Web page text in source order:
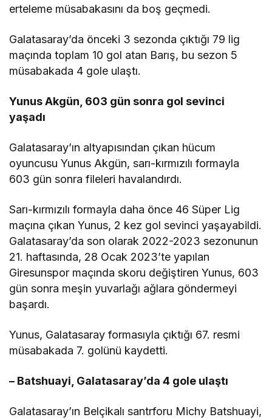
erteleme müsabakasını da boş geçmedi.
Galatasaray’da önceki 3 sezonda çıktığı 79 lig
maçında toplam 10 gol atan Barış, bu sezon 5
müsabakada 4 gole ulaştı.
Yunus Akgün, 603 gün sonra gol sevinci
yaşadı
Galatasaray’ın altyapısından çıkan hücum
oyuncusu Yunus Akgün, sarı-kırmızılı formayla
603 gün sonra fileleri havalandırdı.
Sarı-kırmızılı formayla daha önce 46 Süper Lig
maçına çıkan Yunus, 2 kez gol sevinci yaşayabildi.
Galatasaray’da son olarak 2022-2023 sezonunun
21. haftasında, 28 Ocak 2023’te yapılan
Giresunspor maçında skoru değiştiren Yunus, 603
gün sonra meşin yuvarlağı ağlara göndermeyi
başardı.
Yunus, Galatasaray formasıyla çıktığı 67. resmi
müsabakada 7. golünü kaydetti.
– Batshuayi, Galatasaray’da 4 gole ulaştı
Galatasaray’ın Belçikalı santrforu Michy Batshuayi,